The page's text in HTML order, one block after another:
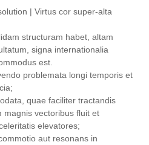
| Virtus cor super-alta
structuram habet, altam
signa internationalia
est.
problemata longi temporis et
quae faciliter tractandis
magnis vectoribus fluit et
elevatores;
aut resonans in